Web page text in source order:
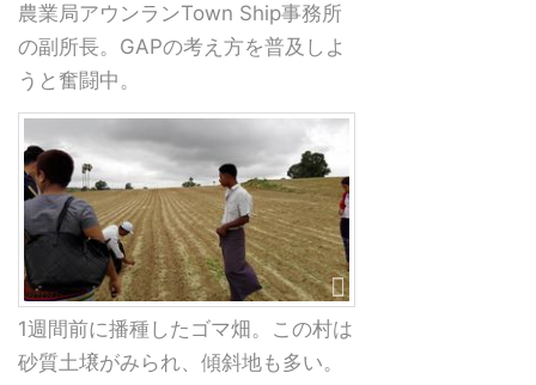
農業局アウンランTown Ship事務所
の副所長。GAPの考え方を普及しよ
うと奮闘中。
1週間前に播種したゴマ畑。この村は
砂質土壌がみられ、傾斜地も多い。